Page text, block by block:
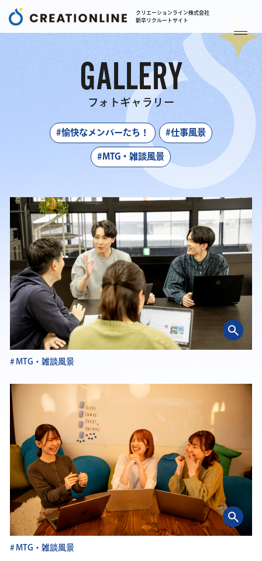
クリエーションライン株式会社
新卒リクルートサイト
フォトギャラリー
GALLERY
#愉快なメンバーたち！ #仕事風景
#MTG・雑談風景
MTG・雑談風景
MTG・雑談風景